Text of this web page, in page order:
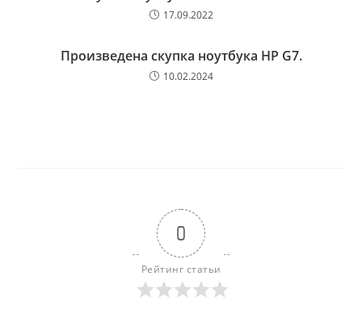
17.09.2022
Произведена скупка ноутбука HP G7.
10.02.2024
0
Рейтинг статьи